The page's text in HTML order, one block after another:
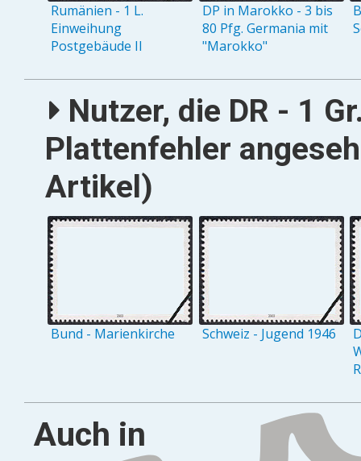
Rumänien - 1 L.
Einweihung
Postgebäude II
DP in Marokko - 3 bis
80 Pfg. Germania mit
"Marokko"
Nutzer, die DR - 1
Plattenfehler
Artikel)
Bund - Marienkirche Schweiz - Jugend 1946
Auch in